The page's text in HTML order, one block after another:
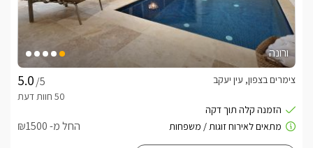
ורונה
/5
צימרים בצפון, עין יעקב
החל מ- ₪1500